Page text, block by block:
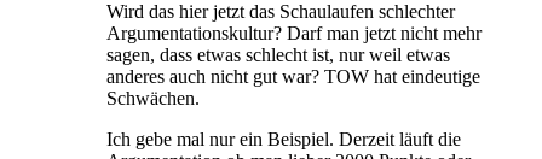
Wird das hier jetzt das Schaulaufen schlechter
Argumentationskultur? Darf man jetzt nicht mehr
sagen, dass etwas schlecht ist, nur weil etwas
anderes auch nicht gut war? TOW hat eindeutige
Schwächen.
Ich gebe mal nur ein Beispiel. Derzeit läuft die